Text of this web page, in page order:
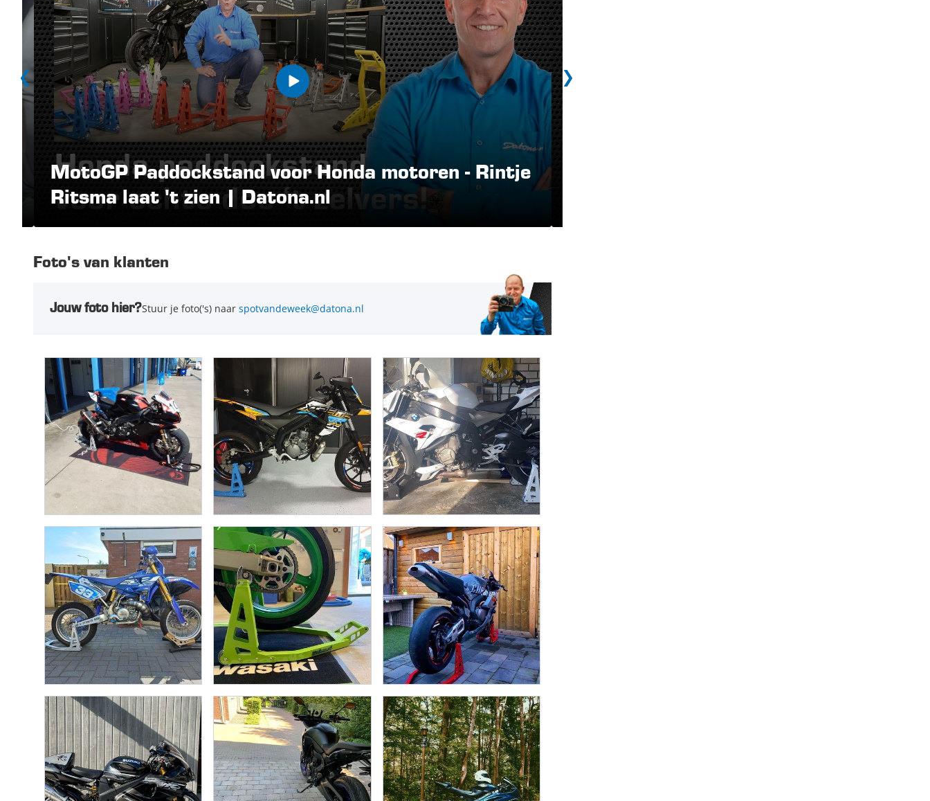
MotoGP Paddockstand voor Honda motoren - Rintje
Ritsma laat 't zien | Datona.nl
Foto's van klanten
Jouw foto hier?Stuur je foto('s) naar spotvandeweek@datona.nl